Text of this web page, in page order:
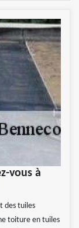
vous à
des tuiles
toiture en tuiles